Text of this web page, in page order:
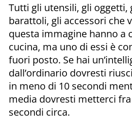
Tutti gli utensili, gli oggetti,
barattoli, gli accessori che
questa immagine hanno a
cucina, ma uno di essi è
fuori posto. Se hai
dall’ordinario dovresti
in meno di 10 secondi
media dovresti metterci fra
secondi circa.